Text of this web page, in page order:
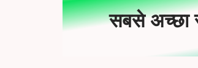
सबसे अच्छा